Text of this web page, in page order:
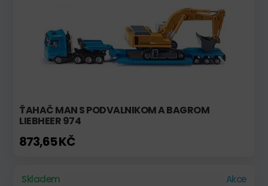
ŤAHAČ MAN S PODVALNIKOM A BAGROM
LIEBHEER 974
873,65 KČ
Skladem Akce